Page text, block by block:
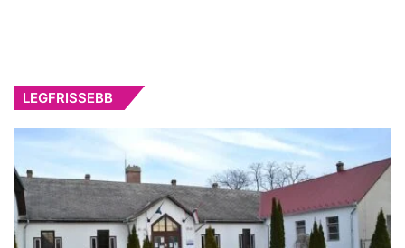
LEGFRISSEBB